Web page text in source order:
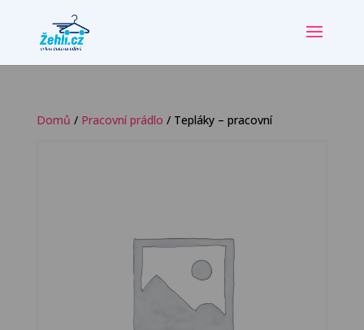
Domů / Pracovní prádlo / Tepláky – pracovní